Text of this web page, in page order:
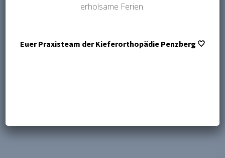
erholsame Ferien.
Euer Praxisteam der Kieferorthopädie Penzberg 🤍